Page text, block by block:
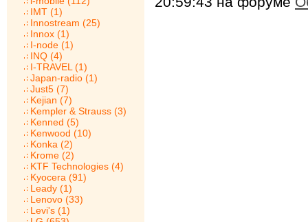
IMT (1)
Innostream (25)
Innox (1)
I-node (1)
INQ (4)
I-TRAVEL (1)
Japan-radio (1)
Just5 (7)
Kejian (7)
Kempler & Strauss (3)
Kenned (5)
Kenwood (10)
Konka (2)
Krome (2)
KTF Technologies (4)
Kyocera (91)
Leady (1)
Lenovo (33)
Levi's (1)